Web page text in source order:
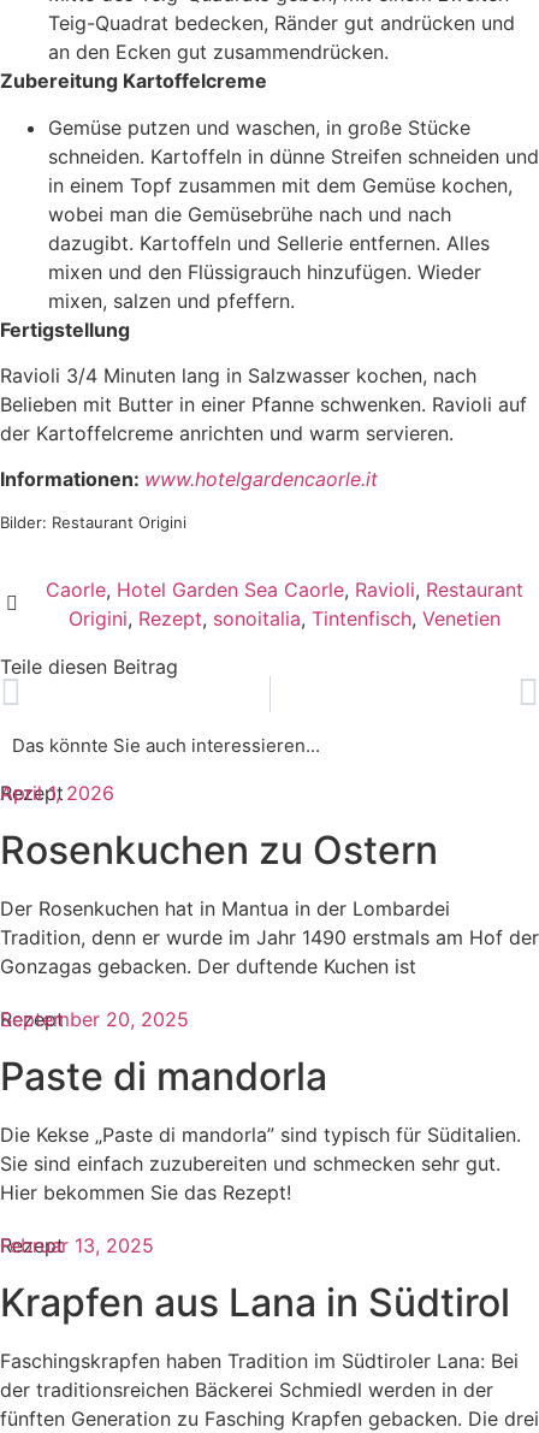
Teig-Quadrat bedecken, Ränder gut andrücken und
an den Ecken gut zusammendrücken.
Zubereitung Kartoffelcreme
Gemüse putzen und waschen, in große Stücke
schneiden. Kartoffeln in dünne Streifen schneiden und
in einem Topf zusammen mit dem Gemüse kochen,
wobei man die Gemüsebrühe nach und nach
dazugibt. Kartoffeln und Sellerie entfernen. Alles
mixen und den Flüssigrauch hinzufügen. Wieder
mixen, salzen und pfeffern.
Fertigstellung
Ravioli 3/4 Minuten lang in Salzwasser kochen, nach
Belieben mit Butter in einer Pfanne schwenken. Ravioli auf
der Kartoffelcreme anrichten und warm servieren.
Informationen: www.hotelgardencaorle.it
Bilder: Restaurant Origini
Caorle, Hotel Garden Sea Caorle, Ravioli, Restaurant
Origini, Rezept, sonoitalia, Tintenfisch, Venetien
Teile diesen Beitrag
Das könnte Sie auch interessieren...​
Rezept
Rosenkuchen zu Ostern
Der Rosenkuchen hat in Mantua in der Lombardei
Tradition, denn er wurde im Jahr 1490 erstmals am Hof der
Gonzagas gebacken. Der duftende Kuchen ist
April 1, 2026
Rezept
Paste di mandorla
Die Kekse „Paste di mandorla” sind typisch für Süditalien.
Sie sind einfach zuzubereiten und schmecken sehr gut.
Hier bekommen Sie das Rezept!
September 20, 2025
Rezept
Krapfen aus Lana in Südtirol
Faschingskrapfen haben Tradition im Südtiroler Lana: Bei
der traditionsreichen Bäckerei Schmiedl werden in der
fünften Generation zu Fasching Krapfen gebacken. Die drei
Februar 13, 2025